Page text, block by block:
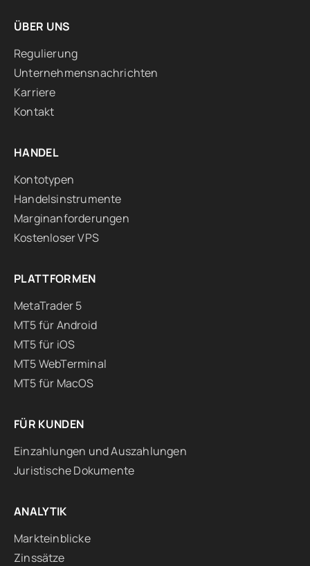
ÜBER UNS
Regulierung
Unternehmensnachrichten
Karriere
Kontakt
HANDEL
Kontotypen
Handelsinstrumente
Marginanforderungen
Kostenloser VPS
PLATTFORMEN
MetaTrader 5
MT5 für Android
MT5 für iOS
MT5 WebTerminal
MT5 für MacOS
FÜR KUNDEN
Einzahlungen und Auszahlungen
Juristische Dokumente
ANALYTIK
Markteinblicke
Zinssätze